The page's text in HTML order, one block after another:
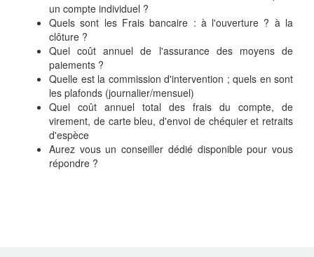
un compte individuel ?
Quels sont les Frais bancaire : à l'ouverture ? à la
clôture ?
Quel coût annuel de l'assurance des moyens de
paiements ?
Quelle est la commission d'intervention ; quels en sont
les plafonds (journalier/mensuel)
Quel coût annuel total des frais du compte, de
virement, de carte bleu, d'envoi de chéquier et retraits
d'espèce
Aurez vous un conseiller dédié disponible pour vous
répondre ?